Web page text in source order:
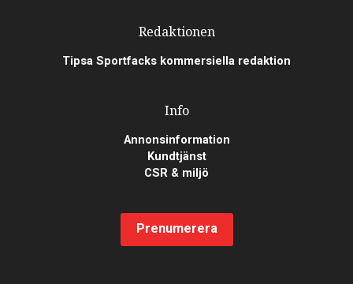
Redaktionen
Tipsa Sportfacks kommersiella redaktion
Info
Annonsinformation
Kundtjänst
CSR & miljö
Prenumerera